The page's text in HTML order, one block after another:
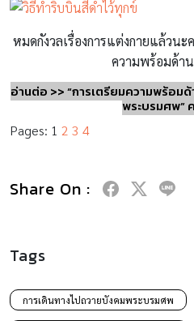
หมดกังวลเรื่องการแต่งกายแล้วนะ
ความพร้อมด้า
อ่านต่อ >> “การเตรียมความพร้อ
พระบรมศพ”
Pages: 1 2 3 4
Share On :
Tags
การเดินทางไปถวายบังคมพระบรมศพ